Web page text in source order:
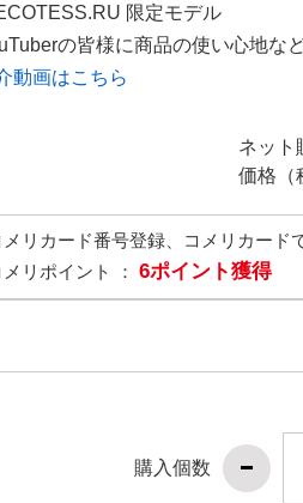
限定モデル
の皆様に商品の使い心地な
動画はこちら
ネット
価格（
メリカード番号登録、コメリカード
メリポイント ： 6ポイント獲得
購入個数